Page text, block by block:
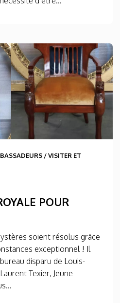
/VISITER ET
POUR
soient résolus grâce
exceptionnel ! Il
disparu de Louis-
Texier, Jeune